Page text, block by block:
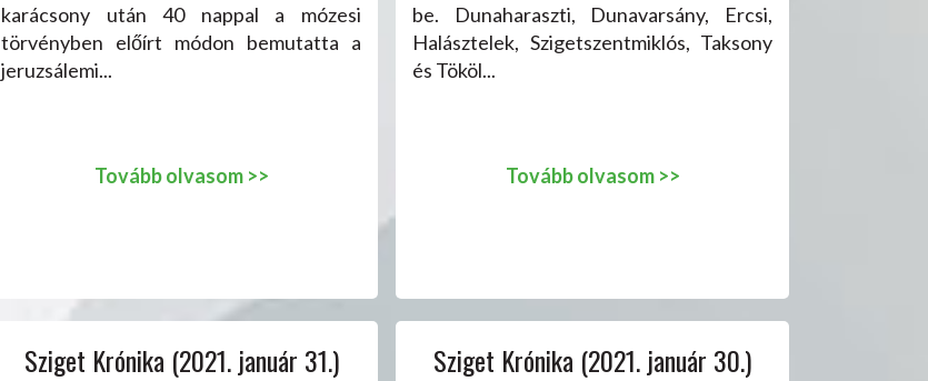
karácsony után 40 nappal a mózesi
törvényben előírt módon bemutatta a
jeruzsálemi...
Tovább olvasom >>
be. Dunaharaszti, Dunavarsány, Ercsi,
Halásztelek, Szigetszentmiklós, Taksony
és Tököl...
Tovább olvasom >>
Sziget Krónika (2021. január 31.) Sziget Krónika (2021. január 30.)